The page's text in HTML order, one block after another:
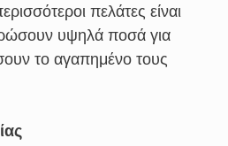
πελάτες είναι
υψηλά ποσά για
το αγαπημένο τους